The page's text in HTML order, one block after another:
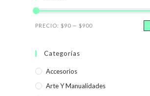
Precio
Precio
PRECIO: $90 — $900
Categorías
Accesorios
Arte Y Manualidades